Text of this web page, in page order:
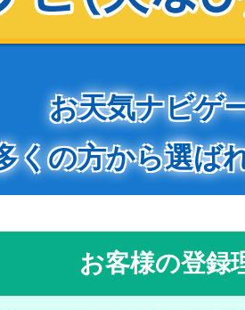
お天気ナビゲ
くの方から選ば
お客様の登録